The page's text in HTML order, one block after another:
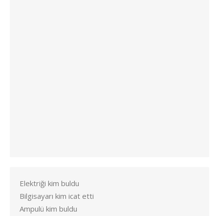
Elektriği kim buldu
Bilgisayarı kim icat etti
Ampulü kim buldu